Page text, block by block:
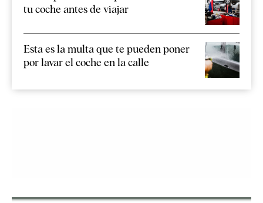
tu coche antes de viajar
Esta es la multa que te pueden poner
por lavar el coche en la calle